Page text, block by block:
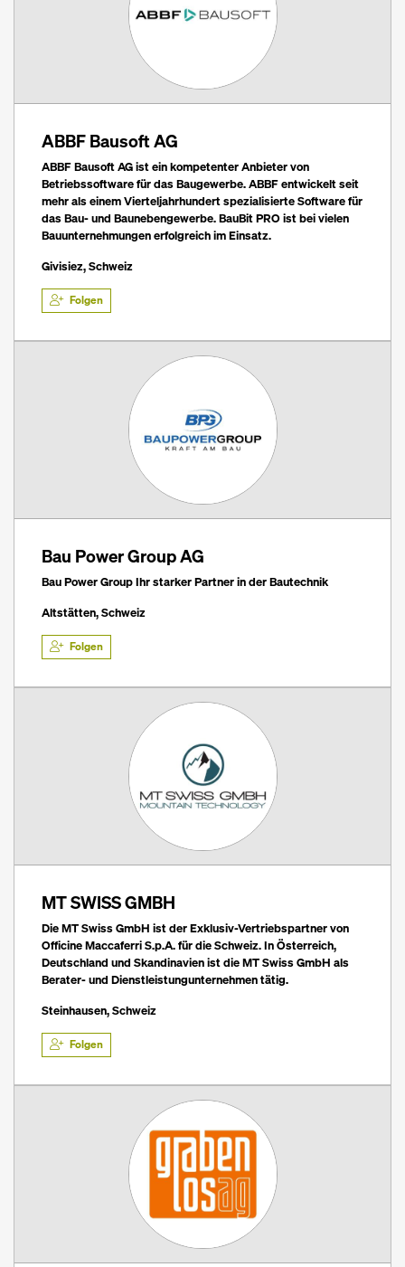
ABBF Bausoft AG
ABBF Bausoft AG ist ein kompetenter Anbieter von
Betriebssoftware für das Baugewerbe. ABBF entwickelt seit
mehr als einem Vierteljahrhundert spezialisierte Software für
das Bau- und Baunebengewerbe. BauBit PRO ist bei vielen
Bauunternehmungen erfolgreich im Einsatz.
Givisiez, Schweiz
Folgen
Bau Power Group AG
Bau Power Group Ihr starker Partner in der Bautechnik
Altstätten, Schweiz
Folgen
MT SWISS GMBH
Die MT Swiss GmbH ist der Exklusiv-Vertriebspartner von
Officine Maccaferri S.p.A. für die Schweiz. In Österreich,
Deutschland und Skandinavien ist die MT Swiss GmbH als
Berater- und Dienstleistungunternehmen tätig.
Steinhausen, Schweiz
Folgen